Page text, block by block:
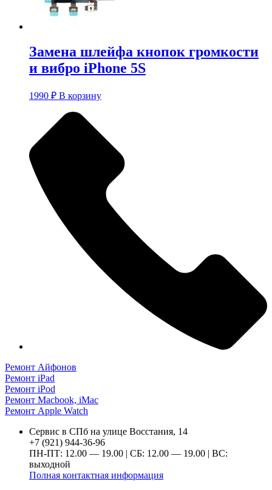
Замена шлейфа кнопок громкости
и вибро iPhone 5S
1990 ₽ В корзину
Ремонт Айфонов
Ремонт iPad
Ремонт iPod
Ремонт Macbook, iMac
Ремонт Apple Watch
Сервис в СПб на улице Восстания, 14
+7 (921) 944-36-96
ПН-ПТ: 12.00 — 19.00 | СБ: 12.00 — 19.00 | ВС:
выходной
Полная контактная информация